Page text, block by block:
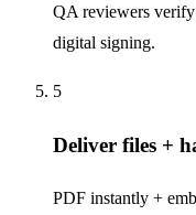
QA reviewers verify
digital signing.
5
Deliver files +
PDF instantly +